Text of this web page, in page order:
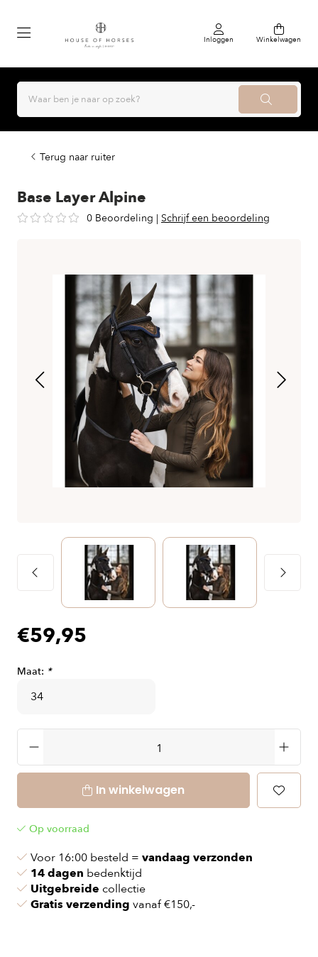
Inloggen Winkelwagen
Terug naar ruiter
Base Layer Alpine
0 Beoordeling | Schrijf een beoordeling
€59,95
Maat: *
In winkelwagen
Op voorraad
Voor 16:00 besteld = vandaag verzonden
14 dagen bedenktijd
Uitgebreide collectie
Gratis verzending vanaf €150,-